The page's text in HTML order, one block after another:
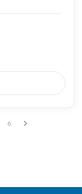
page
sur la page
êtes sur la page
Vous êtes sur la page
6